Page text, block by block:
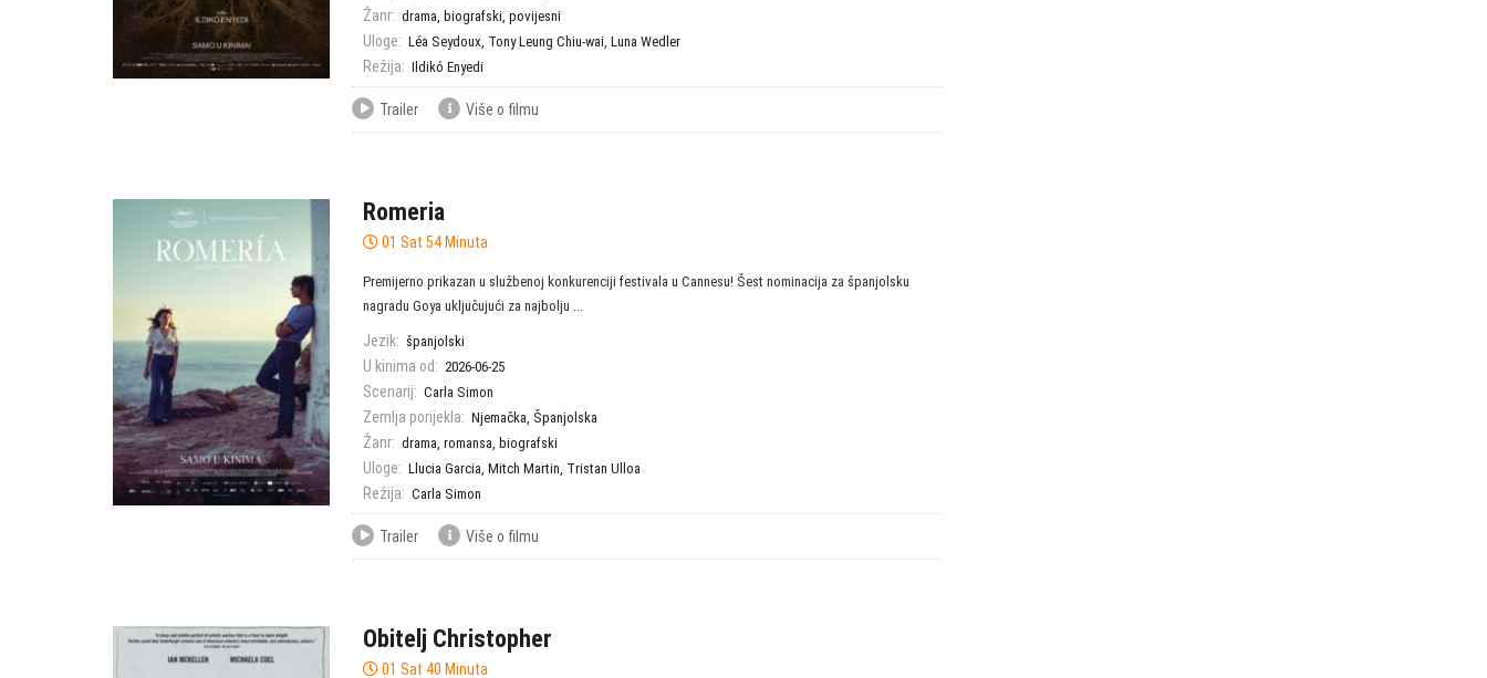
Žanr: drama, biografski, povijesni
Uloge: Léa Seydoux, Tony Leung Chiu-wai, Luna Wedler
Režija: Ildikó Enyedi
Trailer Više o filmu
Romeria
01 Sat 54 Minuta
Premijerno prikazan u službenoj konkurenciji festivala u Cannesu! Šest nominacija za španjolsku
nagradu Goya uključujući za najbolju ...
Jezik: španjolski
U kinima od: 2026-06-25
Scenarij: Carla Simon
Zemlja porijekla: Njemačka, Španjolska
Žanr: drama, romansa, biografski
Uloge: Llucia Garcia, Mitch Martin, Tristan Ulloa
Režija: Carla Simon
Trailer Više o filmu
Obitelj Christopher
01 Sat 40 Minuta